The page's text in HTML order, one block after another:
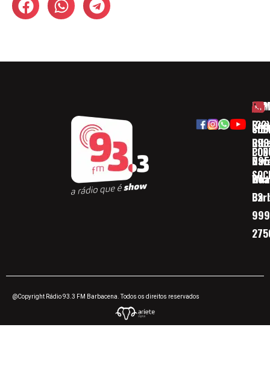
(32)
32
@Copyright Rádio 93.3 FM Barbacena. Todos os direitos reservados